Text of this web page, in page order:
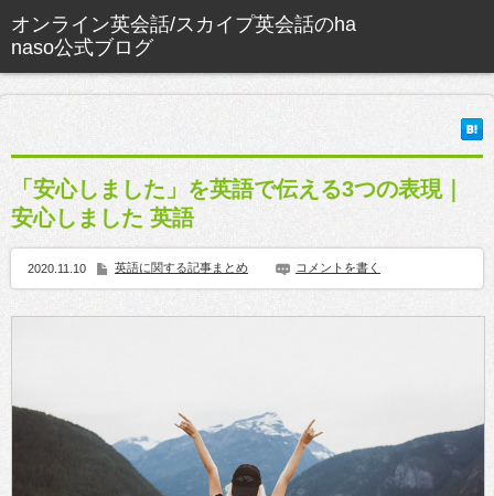
「安心しました」を英語で伝える3つの表現｜
安心しました 英語
2020.11.10 英語に関する記事まとめ コメントを書く